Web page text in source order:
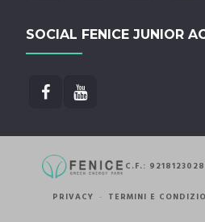
SOCIAL FENICE JUNIOR
C.F.:
PRIVACY - TERMINI E